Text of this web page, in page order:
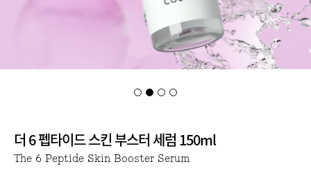
더 6 펩타이드 스킨 부스터 세럼 150ml
The 6 Peptide Skin Booster Serum